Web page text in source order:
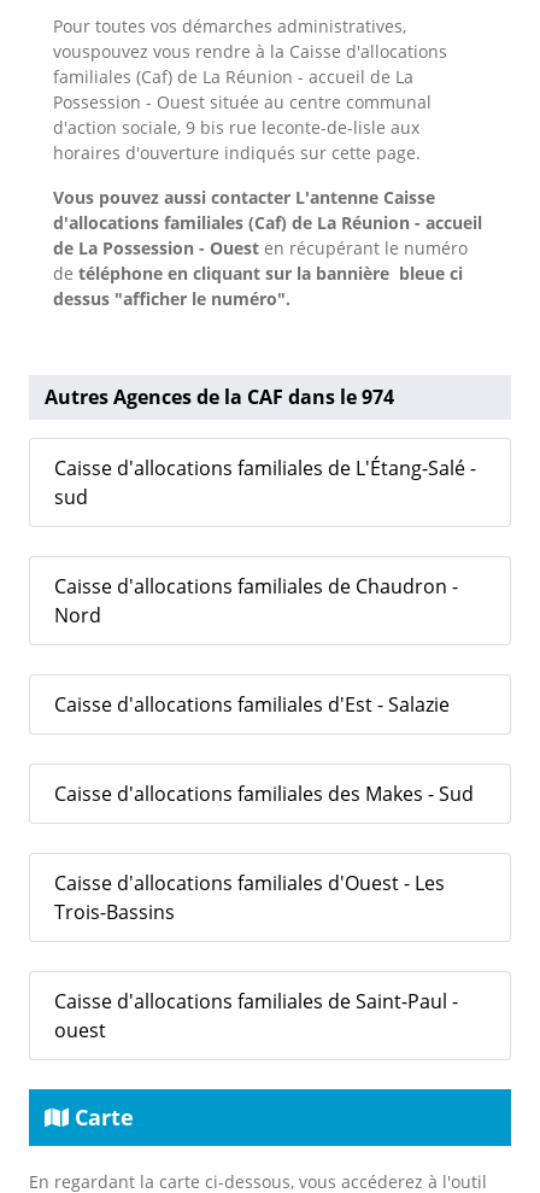
Pour toutes vos démarches administratives,
vouspouvez vous rendre à la Caisse d'allocations
familiales (Caf) de La Réunion - accueil de La
Possession - Ouest située au centre communal
d'action sociale, 9 bis rue leconte-de-lisle aux
horaires d'ouverture indiqués sur cette page.
Vous pouvez aussi contacter L'antenne Caisse
d'allocations familiales (Caf) de La Réunion - accueil
de La Possession - Ouest en récupérant le numéro
de téléphone en cliquant sur la bannière bleue ci
dessus "afficher le numéro".
Autres Agences de la CAF dans le 974
Caisse d'allocations familiales de L'Étang-Salé -
sud
Caisse d'allocations familiales de Chaudron -
Nord
Caisse d'allocations familiales d'Est - Salazie
Caisse d'allocations familiales des Makes - Sud
Caisse d'allocations familiales d'Ouest - Les
Trois-Bassins
Caisse d'allocations familiales de Saint-Paul -
ouest
Carte
En regardant la carte ci-dessous, vous accéderez à l'outil